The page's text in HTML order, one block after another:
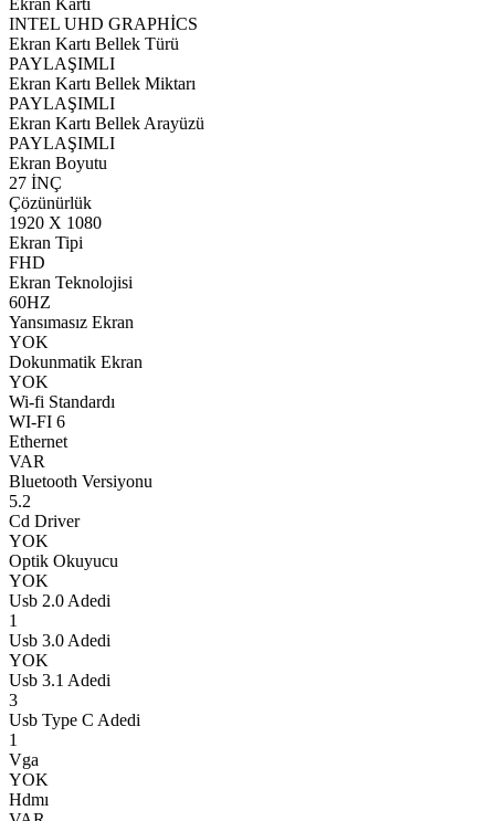
Ekran Kartı
INTEL UHD GRAPHİCS
Ekran Kartı Bellek Türü
PAYLAŞIMLI
Ekran Kartı Bellek Miktarı
PAYLAŞIMLI
Ekran Kartı Bellek Arayüzü
PAYLAŞIMLI
Ekran Boyutu
27 İNÇ
Çözünürlük
1920 X 1080
Ekran Tipi
FHD
Ekran Teknolojisi
60HZ
Yansımasız Ekran
YOK
Dokunmatik Ekran
YOK
Wi-fi Standardı
WI-FI 6
Ethernet
VAR
Bluetooth Versiyonu
5.2
Cd Driver
YOK
Optik Okuyucu
YOK
Usb 2.0 Adedi
1
Usb 3.0 Adedi
YOK
Usb 3.1 Adedi
3
Usb Type C Adedi
1
Vga
YOK
Hdmı